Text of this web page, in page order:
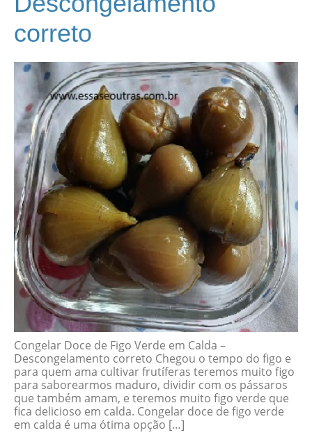
correto
Congelar Doce de Figo Verde em Calda –
Descongelamento correto Chegou o tempo do figo e
para quem ama cultivar frutíferas teremos muito figo
para saborearmos maduro, dividir com os pássaros
que também amam, e teremos muito figo verde que
fica delicioso em calda. Congelar doce de figo verde
em calda é uma ótima opção […]